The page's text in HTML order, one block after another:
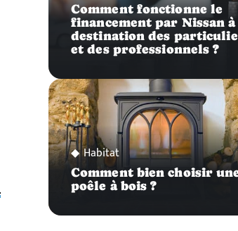
Comment fonctionne le
financement par Nissan à
destination des
et des professionnels ?
Habitat
Comment bien choisir
poêle à bois ?